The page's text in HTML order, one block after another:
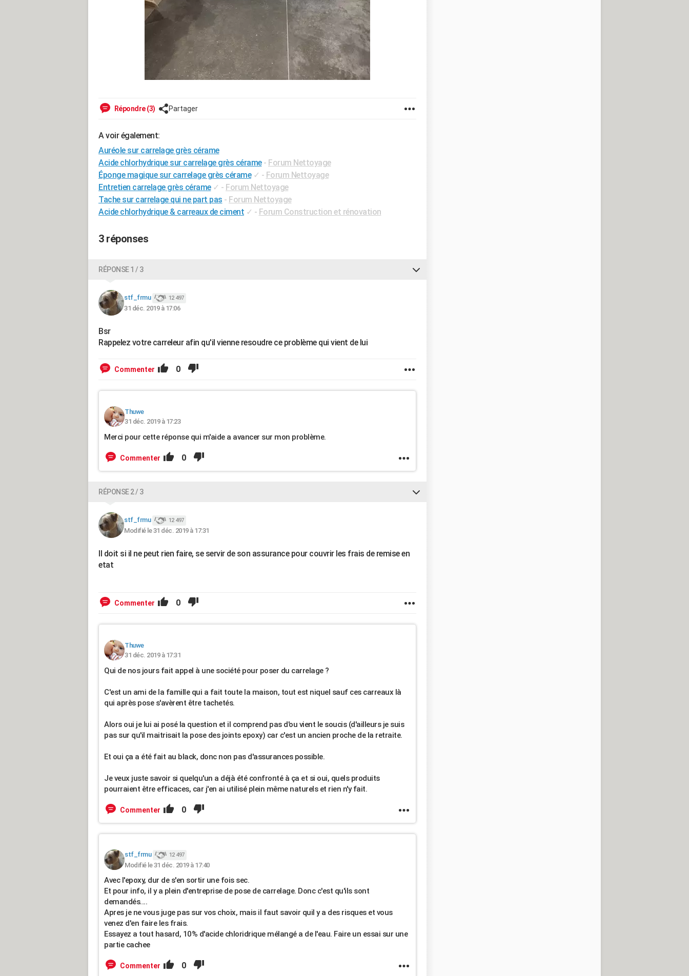
Répondre (3) Partager
A voir également:
Auréole sur carrelage grès cérame
Acide chlorhydrique sur carrelage grès cérame - Forum Nettoyage
Éponge magique sur carrelage grès cérame ✓ - Forum Nettoyage
Entretien carrelage grès cérame ✓ - Forum Nettoyage
Tache sur carrelage qui ne part pas - Forum Nettoyage
Acide chlorhydrique & carreaux de ciment ✓ - Forum Construction et rénovation
3 réponses
RÉPONSE 1 / 3
stf_frmu 12 497
31 déc. 2019 à 17:06
Bsr
Rappelez votre carreleur afin qu'il vienne resoudre ce problème qui vient de lui
Commenter 0
Thuwe
31 déc. 2019 à 17:23
Merci pour cette réponse qui m'aide a avancer sur mon problème.
Commenter 0
RÉPONSE 2 / 3
stf_frmu 12 497
Modifié le 31 déc. 2019 à 17:31
Il doit si il ne peut rien faire, se servir de son assurance pour couvrir les frais de remise en
etat
Commenter 0
Thuwe
31 déc. 2019 à 17:31
Qui de nos jours fait appel à une société pour poser du carrelage ?
C'est un ami de la famille qui a fait toute la maison, tout est niquel sauf ces carreaux là
qui après pose s'avèrent être tachetés.
Alors oui je lui ai posé la question et il comprend pas d'ou vient le soucis (d'ailleurs je suis
pas sur qu'il maitrisait la pose des joints epoxy) car c'est un ancien proche de la retraite.
Et oui ça a été fait au black, donc non pas d'assurances possible.
Je veux juste savoir si quelqu'un a déjà été confronté à ça et si oui, quels produits
pourraient être efficaces, car j'en ai utilisé plein même naturels et rien n'y fait.
Commenter 0
stf_frmu 12 497
Modifié le 31 déc. 2019 à 17:40
Avec l'epoxy, dur de s'en sortir une fois sec.
Et pour info, il y a plein d'entreprise de pose de carrelage. Donc c'est qu'ils sont
demandés....
Apres je ne vous juge pas sur vos choix, mais il faut savoir quil y a des risques et vous
venez d'en faire les frais.
Essayez a tout hasard, 10% d'acide chloridrique mélangé a de l'eau. Faire un essai sur une
partie cachee
Commenter 0